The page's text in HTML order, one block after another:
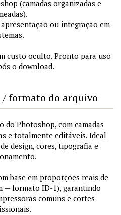
(camadas organizadas e
ou integração em
custo oculto. Pronto para uso
o download.
formato do arquivo
Photoshop, com camadas
e totalmente editáveis. Ideal
design, cores, tipografia e
base em proporções reais de
— formato ID-1), garantindo
comuns e cortes